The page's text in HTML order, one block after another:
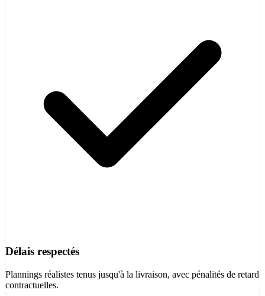
Délais respectés
Plannings réalistes tenus jusqu'à la livraison, avec pénalités de retard
contractuelles.